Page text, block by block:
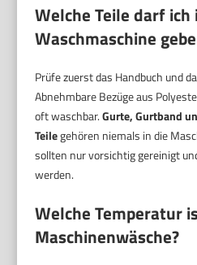
Welche Teile darf ich
Waschmaschine
Prüfe zuerst das Handbuch und
Abnehmbare Bezüge aus
oft waschbar.Gurte, Gurtband
Teilegehören niemals in die
sollten nur vorsichtig gereinigt
werden.
Welche Temperatur
Maschinenwäsche?